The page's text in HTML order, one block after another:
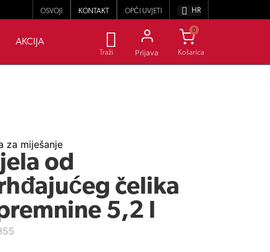
OSVOJI KONTAKT OPĆI UVJETI HR
AKCIJA
Traži Prijava
0
za miješanje
od
čelika
5,2 l